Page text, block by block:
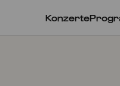
Konzerte